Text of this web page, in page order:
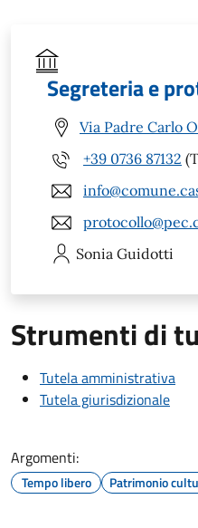
Segreteria e
Via Padre Carlo
+39 0736 87132
Sonia Guidotti
Strumenti di
Tutela amministrativa
Tutela giurisdizionale
Argomenti:
Tempo libero Patrimonio